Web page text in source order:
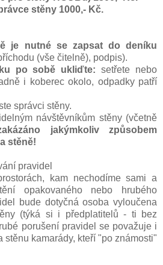
stěny 1000,- Kč.
je nutné se zapsat do deníku
(vše čitelně), podpis).
po sobě ukliďte: setřete nebo
i koberec okolo, odpadky patří
správci stěny.
návštěvníkům stěny (včetně
jakýmkoliv způsobem
stěně!
pravidel
kam nechodíme sami a
opakovaného nebo hrubého
bude dotyčná osoba vyloučena
(týká si i předplatitelů - ti bez
porušení pravidel se považuje i
stěnu kamarády, kteří "po známosti"